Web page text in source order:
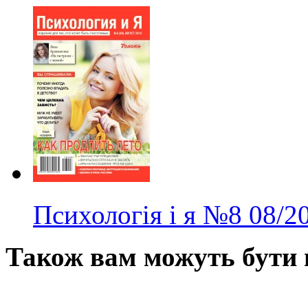
Психологія і я №8 08/
Також вам можуть бути